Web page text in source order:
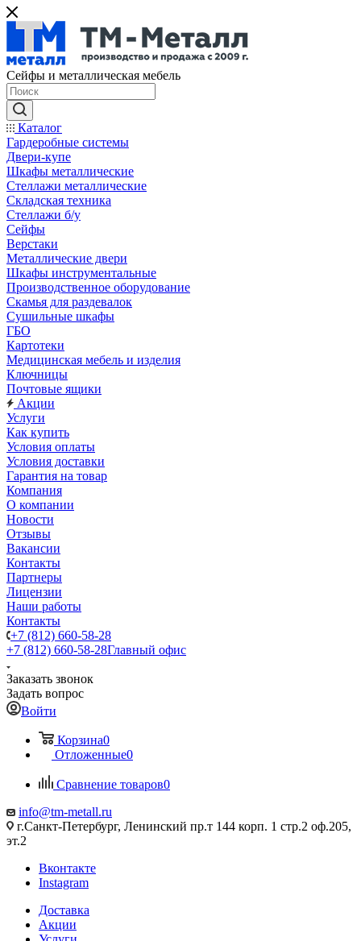
Сейфы и металлическая мебель
Каталог
Гардеробные системы
Двери-купе
Шкафы металлические
Стеллажи металлические
Складская техника
Стеллажи б/у
Сейфы
Верстаки
Металлические двери
Шкафы инструментальные
Производственное оборудование
Скамья для раздевалок
Сушильные шкафы
ГБО
Картотеки
Медицинская мебель и изделия
Ключницы
Почтовые ящики
Акции
Услуги
Как купить
Условия оплаты
Условия доставки
Гарантия на товар
Компания
О компании
Новости
Отзывы
Вакансии
Контакты
Партнеры
Лицензии
Наши работы
Контакты
+7 (812) 660-58-28
+7 (812) 660-58-28Главный офис
Заказать звонок
Задать вопрос
Войти
Корзина0
Отложенные0
Сравнение товаров0
info@tm-metall.ru
г.Санкт-Петербург, Ленинский пр.т 144 корп. 1 стр.2 оф.205,
эт.2
Вконтакте
Instagram
Доставка
Акции